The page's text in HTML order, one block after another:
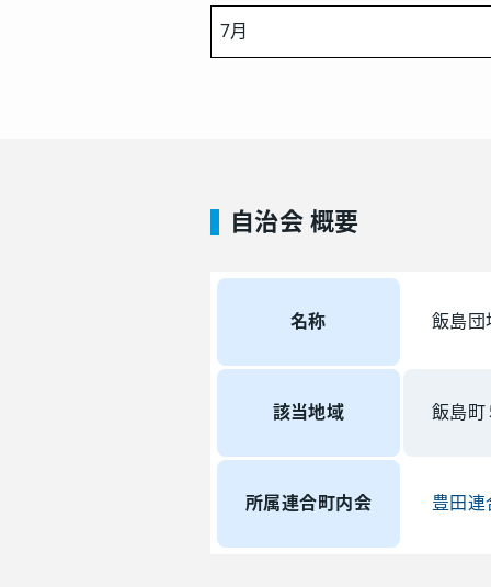
7月
自治会 概要
名称 飯島団
該当地域 飯島町
所属連合町内会 豊田